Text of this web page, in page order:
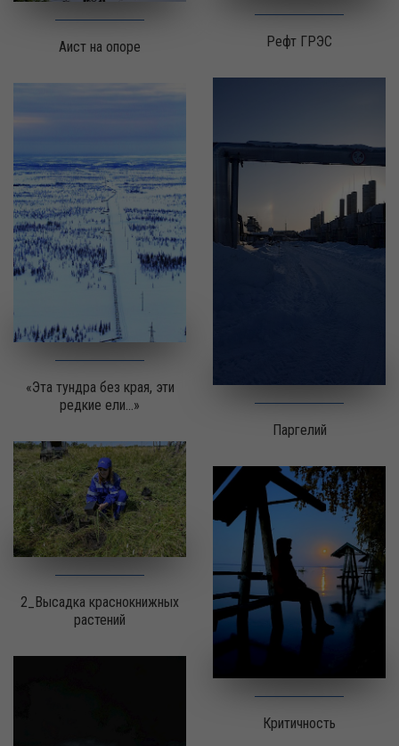
Аист на опоре
«Эта тундра без края, эти
редкие ели…»
Рефт ГРЭС
2_Высадка краснокнижных
растений
Паргелий
Критичность